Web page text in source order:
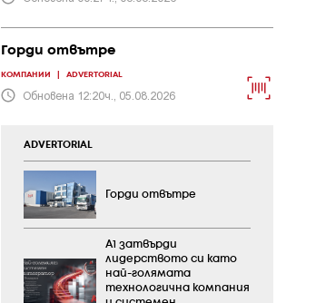
Горди отвътре
КОМПАНИИ ADVERTORIAL
Обновена 12:20ч., 05.08.2026
ADVERTORIAL
Горди отвътре
А1 затвърди
лидерството си като
най-голямата
технологична компания